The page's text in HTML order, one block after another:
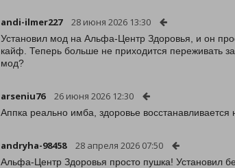
andi-ilmer227 28 июня 2026 13:30
Установил мод на Альфа-Центр Здоровья, и он
кайф. Теперь больше не приходится переживать
мод?
arseniu76 26 июня 2026 12:30
Аппка реально имба, здоровье
andryha-98458 28 апреля 2026 07:50
Альфа-Центр Здоровья просто пушка! Установил